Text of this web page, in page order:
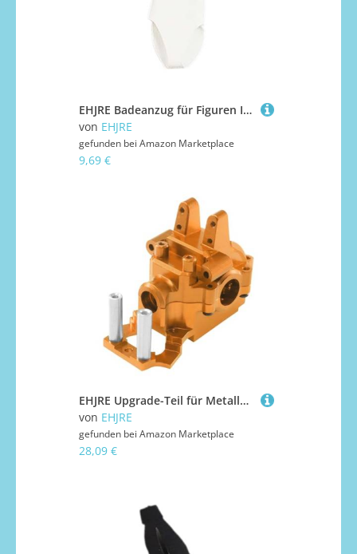
EHJRE Badeanzug für Figuren Im Maßstab 1/12, Miniaturkleidung Aus Hochwertigem Stoff, Geeignet für Weibliche Figuren Und Spielzeuge, Weiß
von EHJRE
gefunden bei Amazon Marketplace
9,69 €
EHJRE Upgrade-Teil für Metallgetriebe des RC-Autos im Maßstab 1:14, DIY-modifizierte Ersatzteile, vordere Getriebeabdeckung für Fahrzeuge vom Typ 14302, Gold
von EHJRE
gefunden bei Amazon Marketplace
28,09 €